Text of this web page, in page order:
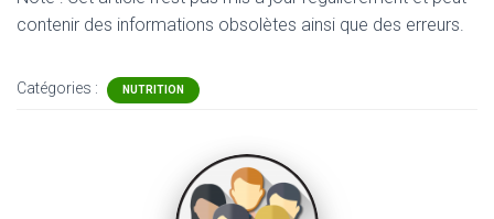
contenir des informations obsolètes ainsi que des erreurs.
Catégories : NUTRITION